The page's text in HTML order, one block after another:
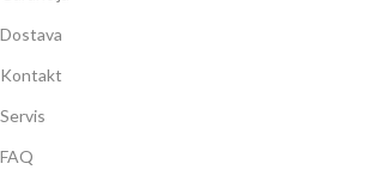
Dostava
Kontakt
Servis
FAQ